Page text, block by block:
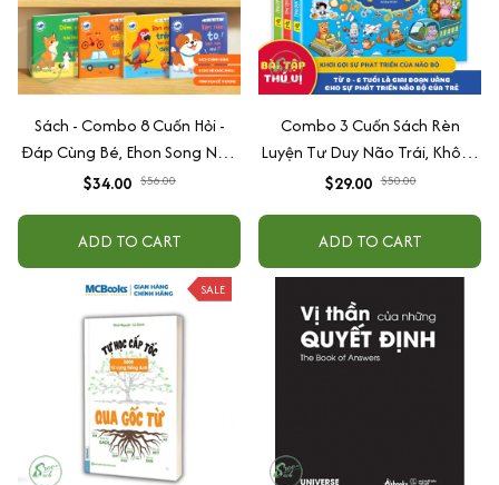
Sách - Combo 8 Cuốn Hỏi -
Đáp Cùng Bé, Ehon Song Ngữ
Việt - Anh - Dành Cho Bé Từ 0
$34.00 $56.00
ADD TO CART
Combo 3 Cuốn Sách Rèn
Luyện Tư Duy Não Trái, Không
Não Phải - Đánh Thức Tiềm
$29.00 $50.00
ADD TO CART
SALE